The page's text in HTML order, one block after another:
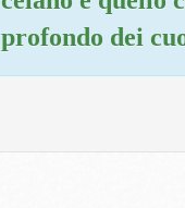
profondo dei